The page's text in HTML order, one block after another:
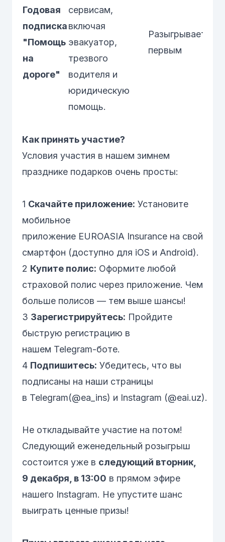
Годовая
подписка
"Помощь
на
дороге"
сервисам,
включая
эвакуатор,
трезвого
водителя и
юридическую
помощь.
Разыгрывается
первым
Как принять участие?
Условия участия в нашем зимнем
празднике подарков очень просты:
1 Скачайте приложение: Установите
мобильное
приложение EUROASIA Insurance на свой
смартфон (доступно для iOS и Android).
2 Купите полис: Оформите любой
страховой полис через приложение. Чем
больше полисов — тем выше шансы!
3 Зарегистрируйтесь: Пройдите
быструю регистрацию в
нашем Telegram-боте.
4 Подпишитесь: Убедитесь, что вы
подписаны на наши страницы
в Telegram(@ea_ins) и Instagram (@eai.uz).
Не откладывайте участие на потом!
Следующий еженедельный розыгрыш
состоится уже в следующий вторник,
9 декабря, в 13:00 в прямом эфире
нашего Instagram. Не упустите шанс
выиграть ценные призы!